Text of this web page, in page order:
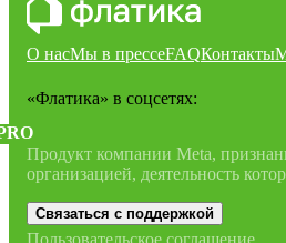
О насМы в прессеFAQКонтакты
«Флатика» в соцсетях:
Продукт компании Meta,
организацией, деятельность
Связаться с поддержкой
Пользовательское соглашение